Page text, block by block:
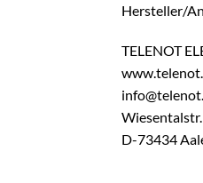
Hersteller/
TELENOT
D-73434